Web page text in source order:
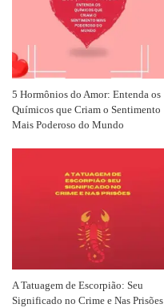
5 Hormônios do Amor: Entenda os
Químicos que Criam o Sentimento
Mais Poderoso do Mundo
A Tatuagem de Escorpião: Seu
Significado no Crime e Nas Prisões